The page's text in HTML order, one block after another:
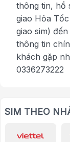
thông tin, hồ
giao Hỏa
giao sim)
thông tin
khách gặp
0336273222
SIM THEO